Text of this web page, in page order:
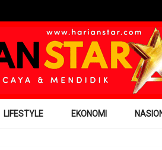
LIFESTYLE EKONOMI